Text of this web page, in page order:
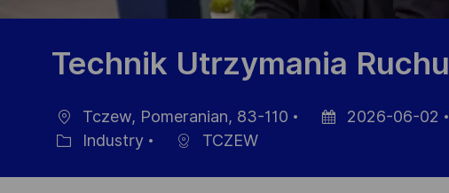
Technik Utrzymania Ruchu
Ort
Tczew, Pomeranian, 83-110
Veröffentlichung
2026-06-02
Industry TCZEW